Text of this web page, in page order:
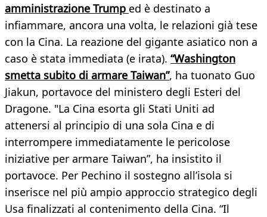
amministrazione Trump ed è destinato a
infiammare, ancora una volta, le relazioni già tese
con la Cina. La reazione del gigante asiatico non a
caso è stata immediata (e irata). “Washington
smetta subito di armare Taiwan”, ha tuonato Guo
Jiakun, portavoce del ministero degli Esteri del
Dragone. "La Cina esorta gli Stati Uniti ad
attenersi al principio di una sola Cina e di
interrompere immediatamente le pericolose
iniziative per armare Taiwan”, ha insistito il
portavoce. Per Pechino il sostegno all’isola si
inserisce nel più ampio approccio strategico degli
Usa finalizzati al contenimento della Cina. “Il